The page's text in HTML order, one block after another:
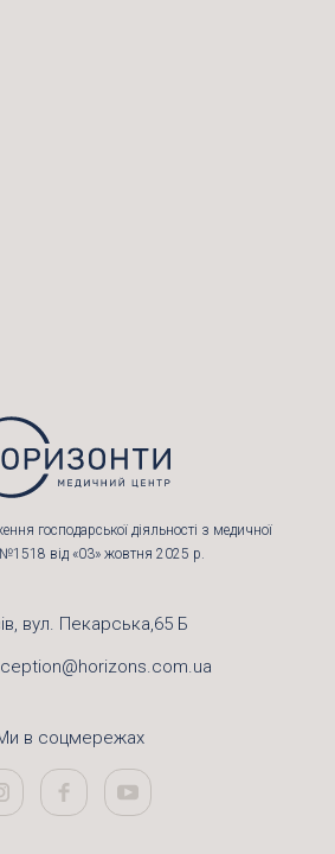
господарської діяльності з медичної
від «03» жовтня 2025 р.
вул. Пекарська,65 Б
в соцмережах